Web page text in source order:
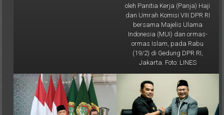
dan Umrah Komisi VIII DPR RI
bersama Majelis Ulama
Indonesia (MUI) dan ormas-
ormas Islam, pada Rabu
(19/2) di Gedung DPR RI,
Jakarta. Foto: LINES